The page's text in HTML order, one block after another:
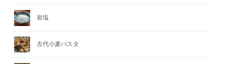
岩塩
古代小麦パスタ